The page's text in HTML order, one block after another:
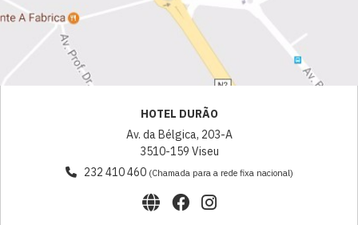
HOTEL DURÃO
Av. da Bélgica, 203-A
3510-159 Viseu
232 410 460 (Chamada para a rede fixa nacional)